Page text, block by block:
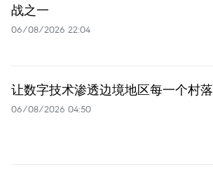
战之一
06/08/2026 22:04
让数字技术渗透边境地区每一个村落
06/08/2026 04:50